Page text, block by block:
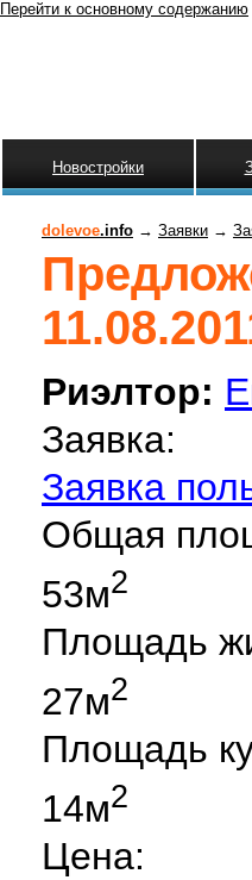
Перейти к основному содержанию
Новостройки
dolevoe.info → Заявки →
Риэлтор:
Заявка:
Заявка
Общая
53м2
Площадь
27м2
Площадь
14м2
Цена: